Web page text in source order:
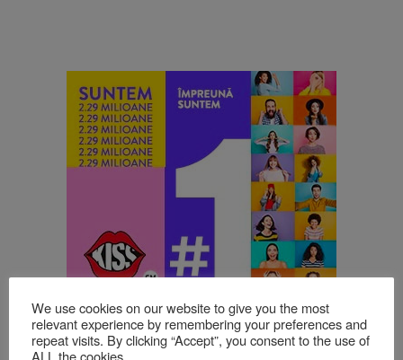
TOP ȘTIRI
We use cookies on our website to give you the most
relevant experience by remembering your preferences and
repeat visits. By clicking “Accept”, you consent to the use of
ALL the cookies.